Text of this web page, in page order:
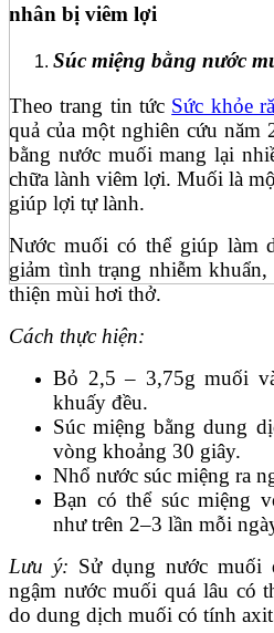
nhân bị viêm lợi
Súc miệng bằng nước
Theo trang tin tức Sức khỏe
quả của một nghiên cứu năm
bằng nước muối mang lại
chữa lành viêm lợi. Muối là
giúp lợi tự lành.
Nước muối có thể giúp làm
giảm tình trạng nhiễm
thiện mùi hơi thở.
Cách thực hiện:
Bỏ 2,5 – 3,75g muối
khuấy đều.
Súc miệng bằng dung
vòng khoảng 30 giây.
Nhổ nước súc miệng ra
Bạn có thể súc miệng
như trên 2–3 lần mỗi
Lưu ý: Sử dụng nước muối
ngậm nước muối quá lâu có
do dung dịch muối có tính